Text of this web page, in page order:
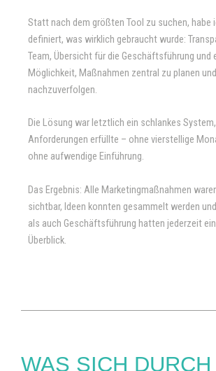
Statt nach dem größten Tool zu suchen, habe
definiert, was wirklich gebraucht wurde:
Team, Übersicht für die Geschäftsführung und
Möglichkeit, Maßnahmen zentral zu planen und
nachzuverfolgen.
Die Lösung war letztlich ein schlankes
Anforderungen erfüllte – ohne vierstellige
ohne aufwendige Einführung.
Das Ergebnis: Alle Marketingmaßnahmen
sichtbar, Ideen konnten gesammelt werden
als auch Geschäftsführung hatten jederzeit
Überblick.
WAS SICH